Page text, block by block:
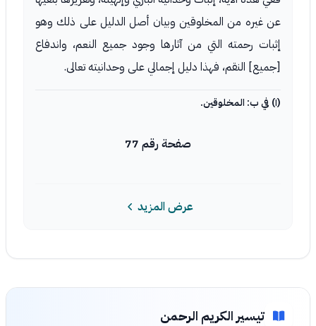
عن غيره من المخلوقين وبيان أصل الدليل على ذلك وهو
إثبات رحمته التي من آثارها وجود جميع النعم، واندفاع
[جميع] النقم، فهذا دليل إجمالي على وحدانيته تعالى.
(١) في ب: المخلوقين.
صفحة رقم 77
عرض المزيد
تيسير الكريم الرحمن